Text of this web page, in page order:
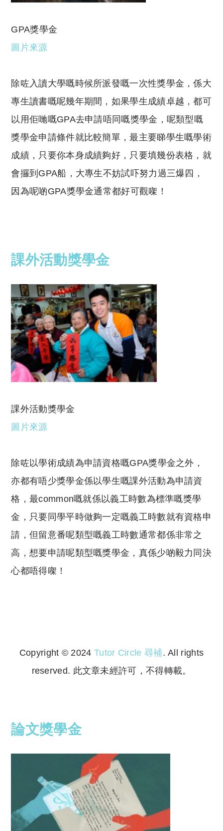
GPA獎學金
圖片來源
除咗入讀大學嘅時候所派發嘅一次性獎學金，係大
專生讀書嘅呢幾年期間，如果學生成績卓越，都可
以用佢哋嘅GPA去申請唔同嘅獎學金，呢類型嘅
獎學金申請條件就比較簡單，最主要睇學生嘅學術
成績，只要你本身成績夠好，只要填幾份表格，就
會攞到GPA船，大專生不妨試吓努力過三爆四，
因為呢啲GPA獎學金通常都好可觀㗎！
課外活動獎學金
課外活動獎學金
圖片來源
除咗以學術成績為申請資格嘅GPA獎學金之外，
亦都有唔少獎學金係以學生嘅課外活動為申請資
格，最common嘅就係以義工時數為標準嘅獎學
金，只要同學平時做夠一定嘅義工時數就有資格申
請，但留意番呢類型嘅義工時數通常都係非常之
高，想要申請呢類型嘅獎學金，真係少啲毅力同決
心都唔得㗎！
Copyright © 2024 Tutor Circle 尋補. All rights
reserved. 此文章未經許可，不得轉載。
論文獎學金